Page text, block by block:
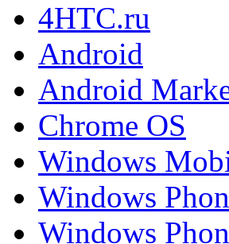
4HTC.ru
Android
Android
Chrome OS
Windows
Windows
Windows